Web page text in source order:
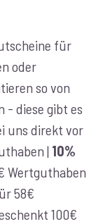
für
oder
so von
- diese gibt es
uns direkt vor
| 10%
Wertguthaben
58€
100€